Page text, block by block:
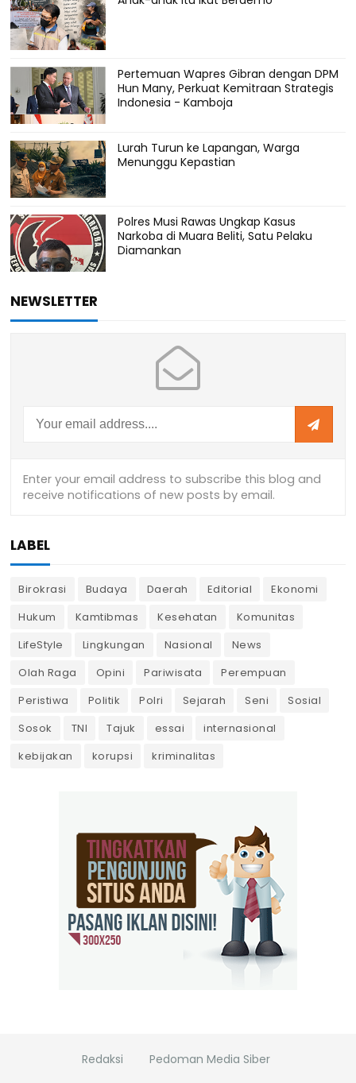
Pertemuan Wapres Gibran dengan DPM
Hun Many, Perkuat Kemitraan Strategis
Indonesia - Kamboja
Lurah Turun ke Lapangan, Warga
Menunggu Kepastian
Polres Musi Rawas Ungkap Kasus
Narkoba di Muara Beliti, Satu Pelaku
Diamankan
NEWSLETTER
LABEL
Birokrasi Budaya Daerah Editorial
Ekonomi
Hukum
Kamtibmas Kesehatan
Komunitas
LifeStyle
Lingkungan Nasional
News
Olah Raga
Opini Pariwisata
Perempuan
Peristiwa
Politik Polri Sejarah Seni
Sosial
Sosok
TNI Tajuk essai
internasional
kebijakan
korupsi kriminalitas
Redaksi Pedoman Media Siber